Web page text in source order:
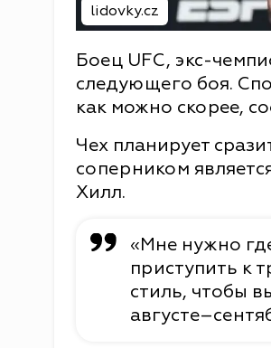
lidovky.cz
Боец UFC, экс-
следующего боя.
как можно скорее,
Чех планирует
соперником
Хилл.
«Мне нужно
приступить к
стиль, чтобы